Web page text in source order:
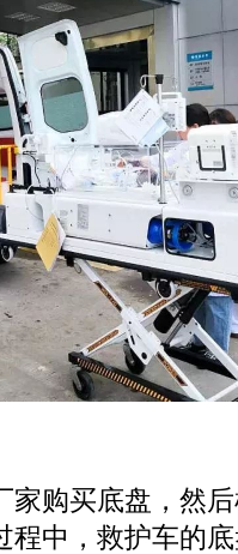
家购买底盘，然
程中，救护车的